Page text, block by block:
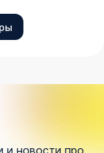
и новости про